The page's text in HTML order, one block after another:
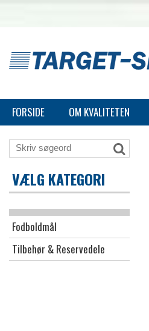
FORSIDE OM KVALITETEN
VÆLG KATEGORI
Fodboldmål
Tilbehør & Reservedele